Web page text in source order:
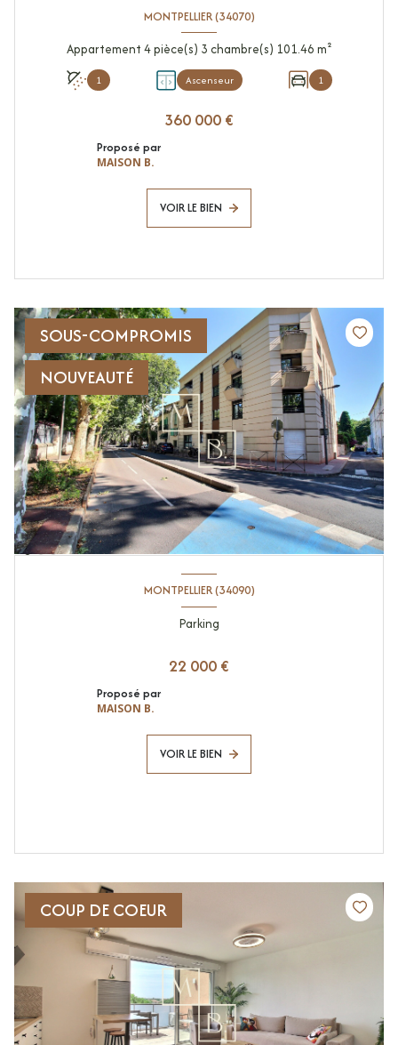
MONTPELLIER (34070)
Appartement 4 pièce(s) 3 chambre(s) 101.46 m²
1 Ascenseur 1
360 000 €
Proposé par
MAISON B.
VOIR LE BIEN
SOUS-COMPROMIS
NOUVEAUTÉ
MONTPELLIER (34090)
Parking
22 000 €
Proposé par
MAISON B.
VOIR LE BIEN
COUP DE COEUR